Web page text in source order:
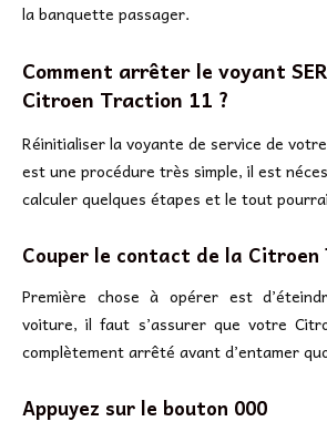
la banquette passager.
Comment arrêter le voyant
Citroen Traction 11 ?
Réinitialiser la voyante de service de
est une procédure très simple, il est
calculer quelques étapes et le tout
Couper le contact de la Citroen
Première chose à opérer est
voiture, il faut s’assurer que votre
complètement arrêté avant d’entamer
Appuyez sur le bouton 000